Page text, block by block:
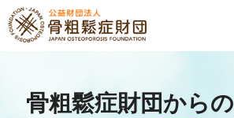
骨粗鬆症財団から